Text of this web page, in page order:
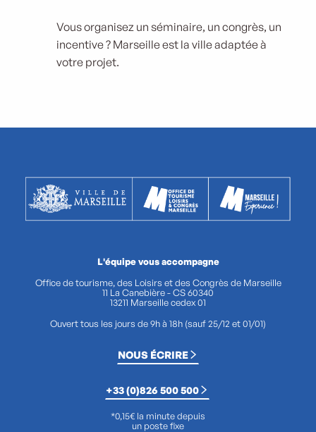
Vous organisez un séminaire, un congrès, un
incentive ? Marseille est la ville adaptée à
votre projet.
L'équipe vous accompagne
Office de tourisme, des Loisirs et des Congrès de Marseille
11 La Canebière - CS 60340
13211 Marseille cedex 01
Ouvert tous les jours de 9h à 18h (sauf 25/12 et 01/01)
NOUS ÉCRIRE
+33 (0)826 500 500
*0,15€ la minute depuis
un poste fixe